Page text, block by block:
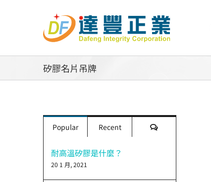
矽膠名片吊牌
Popular Recent
評
耐高溫矽膠是什麼？
20 1 月, 2021